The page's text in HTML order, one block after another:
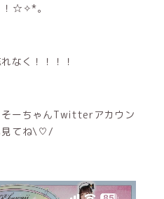
！☆✧︎*。
なく！！！！
そーちゃんTwitterアカウン
見てね\♡/